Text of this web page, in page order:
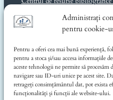
Administrați
pentru cookie-
Pentru a oferi cea mai bună experiență,
pentru a stoca și/sau accesa informațiile
aceste tehnologii ne permite să
navigare sau ID-uri unice pe acest site.
retrageți consimțământul dat, pot exista
funcționalități și funcții ale website-ului.
Ministerul Educației și
Inspectoratul Școlar Județean
CJRAE Constanța
Music for Autism România
Informații legale